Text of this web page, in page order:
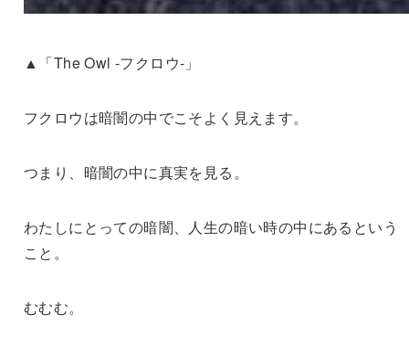
▲「The Owl -フクロウ-」
フクロウは暗闇の中でこそよく見えます。
つまり、暗闇の中に真実を見る。
わたしにとっての暗闇、人生の暗い時の中にあるという
こと。
むむむ。